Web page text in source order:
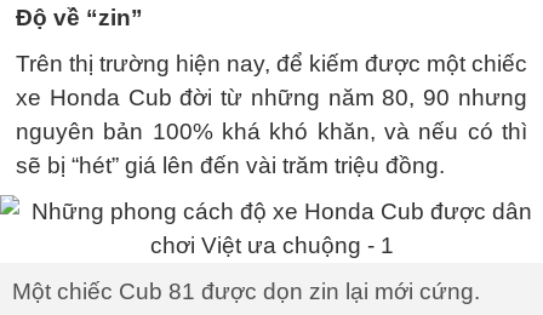
Độ về “zin”
Trên thị trường hiện nay, để kiếm được một chiếc
xe Honda Cub đời từ những năm 80, 90 nhưng
nguyên bản 100% khá khó khăn, và nếu có thì
sẽ bị “hét” giá lên đến vài trăm triệu đồng.
Một chiếc Cub 81 được dọn zin lại mới cứng.